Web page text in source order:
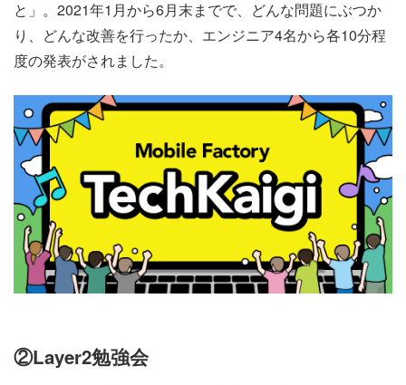
と」。2021年1月から6月末までで、どんな問題にぶつか
り、どんな改善を行ったか、エンジニア4名から各10分程
度の発表がされました。
②Layer2勉強会